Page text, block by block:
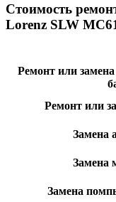
Стоимость
Lorenz SLW
Ремонт или
Ремонт или
Замена
Замена
Замена